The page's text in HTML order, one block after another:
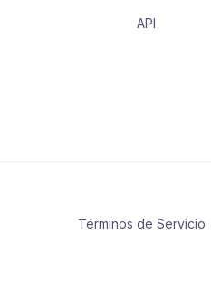
API
Términos de Servicio